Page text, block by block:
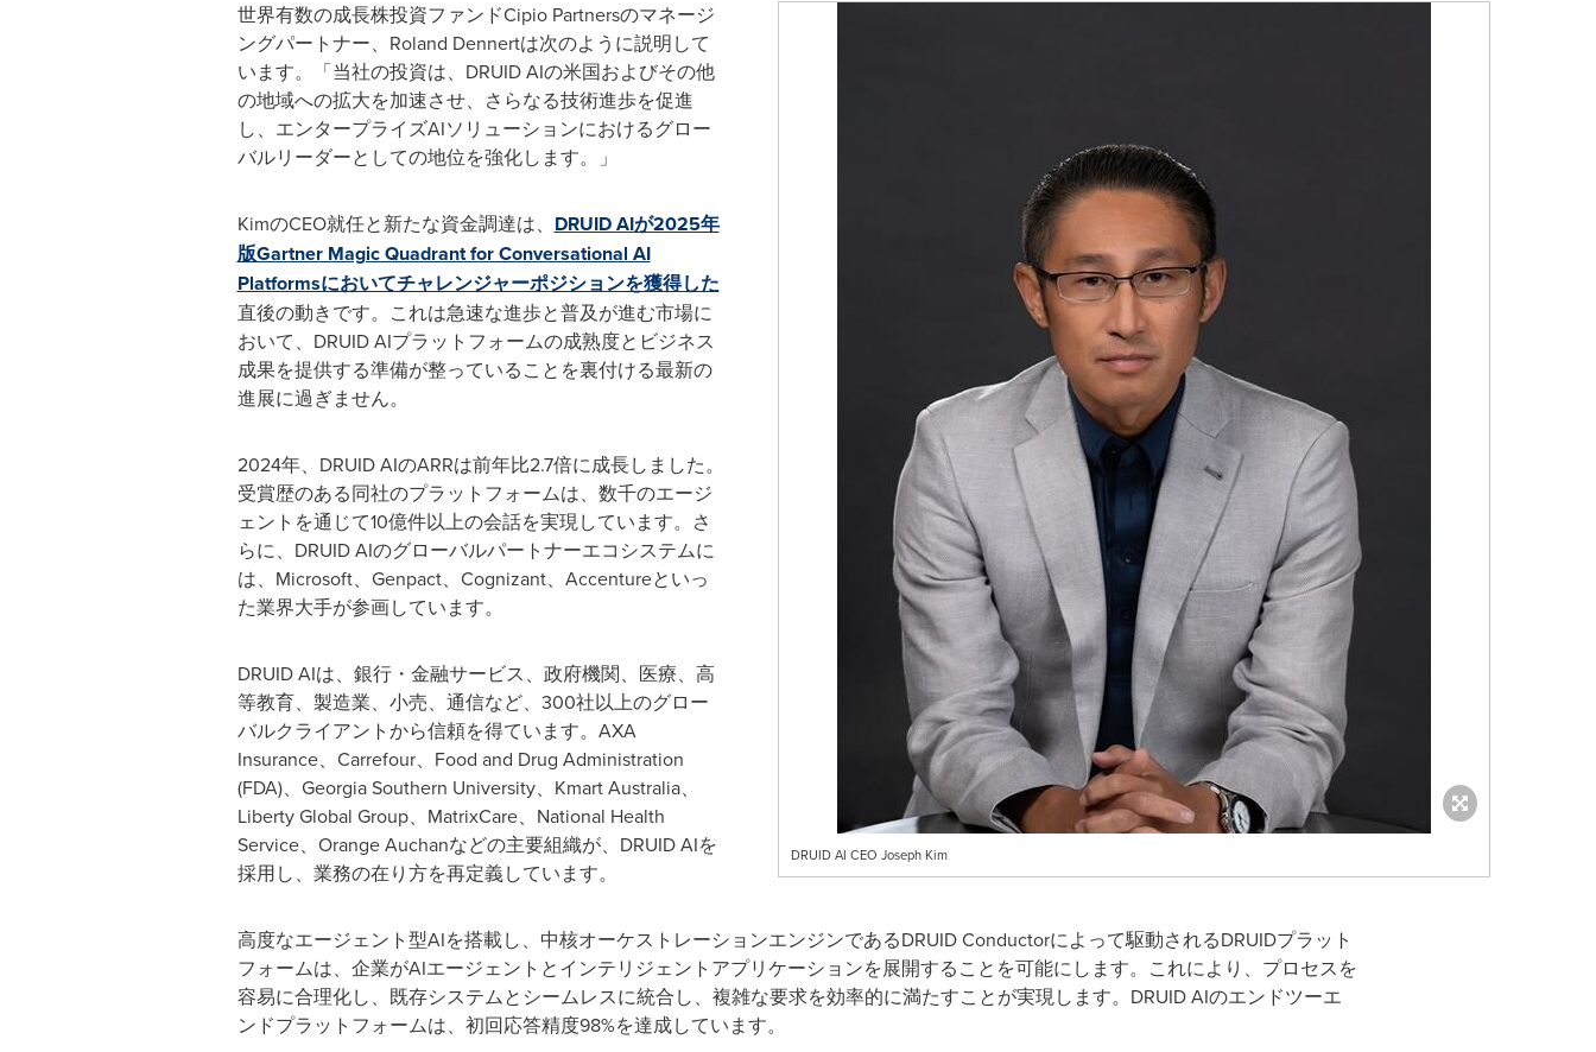
DRUID AI CEO Joseph Kim
世界有数の成長株投資ファンドCipio Partnersのマネージ
ングパートナー、Roland Dennertは次のように説明して
います。「当社の投資は、DRUID AIの米国およびその他
の地域への拡大を加速させ、さらなる技術進歩を促進
し、エンタープライズAIソリューションにおけるグロー
バルリーダーとしての地位を強化します。」
KimのCEO就任と新たな資金調達は、 DRUID AIが2025年
版Gartner Magic Quadrant for Conversational AI
Platformsにおいてチャレンジャーポジションを獲得した
直後の動きです。これは急速な進歩と普及が進む市場に
おいて、DRUID AIプラットフォームの成熟度とビジネス
成果を提供する準備が整っていることを裏付ける最新の
進展に過ぎません。
2024年、DRUID AIのARRは前年比2.7倍に成長しました。
受賞歴のある同社のプラットフォームは、数千のエージ
ェントを通じて10億件以上の会話を実現しています。さ
らに、DRUID AIのグローバルパートナーエコシステムに
は、Microsoft、Genpact、Cognizant、Accentureといっ
た業界大手が参画しています。
DRUID AIは、銀行・金融サービス、政府機関、医療、高
等教育、製造業、小売、通信など、300社以上のグロー
バルクライアントから信頼を得ています。AXA
Insurance、Carrefour、Food and Drug Administration
(FDA)、Georgia Southern University、Kmart Australia、
Liberty Global Group、MatrixCare、National Health
Service、Orange Auchanなどの主要組織が、DRUID AIを
採用し、業務の在り方を再定義しています。
高度なエージェント型AIを搭載し、中核オーケストレーションエンジンであるDRUID Conductorによって駆動されるDRUIDプラット
フォームは、企業がAIエージェントとインテリジェントアプリケーションを展開することを可能にします。これにより、プロセスを
容易に合理化し、既存システムとシームレスに統合し、複雑な要求を効率的に満たすことが実現します。DRUID AIのエンドツーエ
ンドプラットフォームは、初回応答精度98%を達成しています。